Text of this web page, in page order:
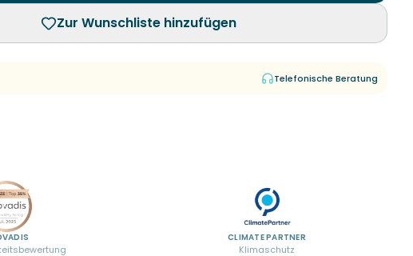
Zur Wunschliste hinzufügen
Telefonische Beratung
CLIMATE PARTNER
Klimaschutz